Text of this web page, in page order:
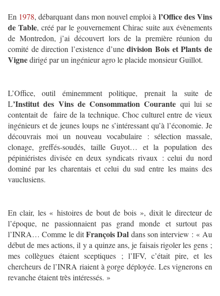
En 1978, débarquant dans mon nouvel emploi à l’Office des Vins
de Table, créé par le gouvernement Chirac suite aux évènements
de Montredon, j’ai découvert lors de la première réunion du
comité de direction l’existence d’unedivision Bois et Plants de
Vignedirigé par un ingénieur agro le placide monsieur Guillot.
L’Office, outil éminemment politique, prenait la suite de
L’Institut des Vins de Consommation Courante qui lui se
contentait de faire de la technique. Choc culturel entre de vieux
ingénieurs et de jeunes loups ne s’intéressant qu’à l’économie. Je
découvrais moi un nouveau vocabulaire : sélection massale,
clonage, greffés-soudés, taille Guyot… et la population des
pépiniéristes divisée en deux syndicats rivaux : celui du nord
dominé par les charentais et celui du sud entre les mains des
vauclusiens.
En clair, les « histoires de bout de bois », dixit le directeur de
l’époque, ne passionnaient pas grand monde et surtout pas
l’INRA… Comme le ditFrançois Dal dans son interview : « Au
début de mes actions, il y a quinze ans, je faisais rigoler les gens ;
mes collègues étaient sceptiques ; l’IFV, c’était pire, et les
chercheurs de l’INRA riaient à gorge déployée. Les vignerons en
revanche étaient très intéressés. »